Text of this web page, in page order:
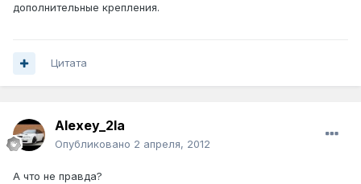
дополнительные крепления.
Цитата
Alexey_2la
Опубликовано 2 апреля, 2012
А что не правда?